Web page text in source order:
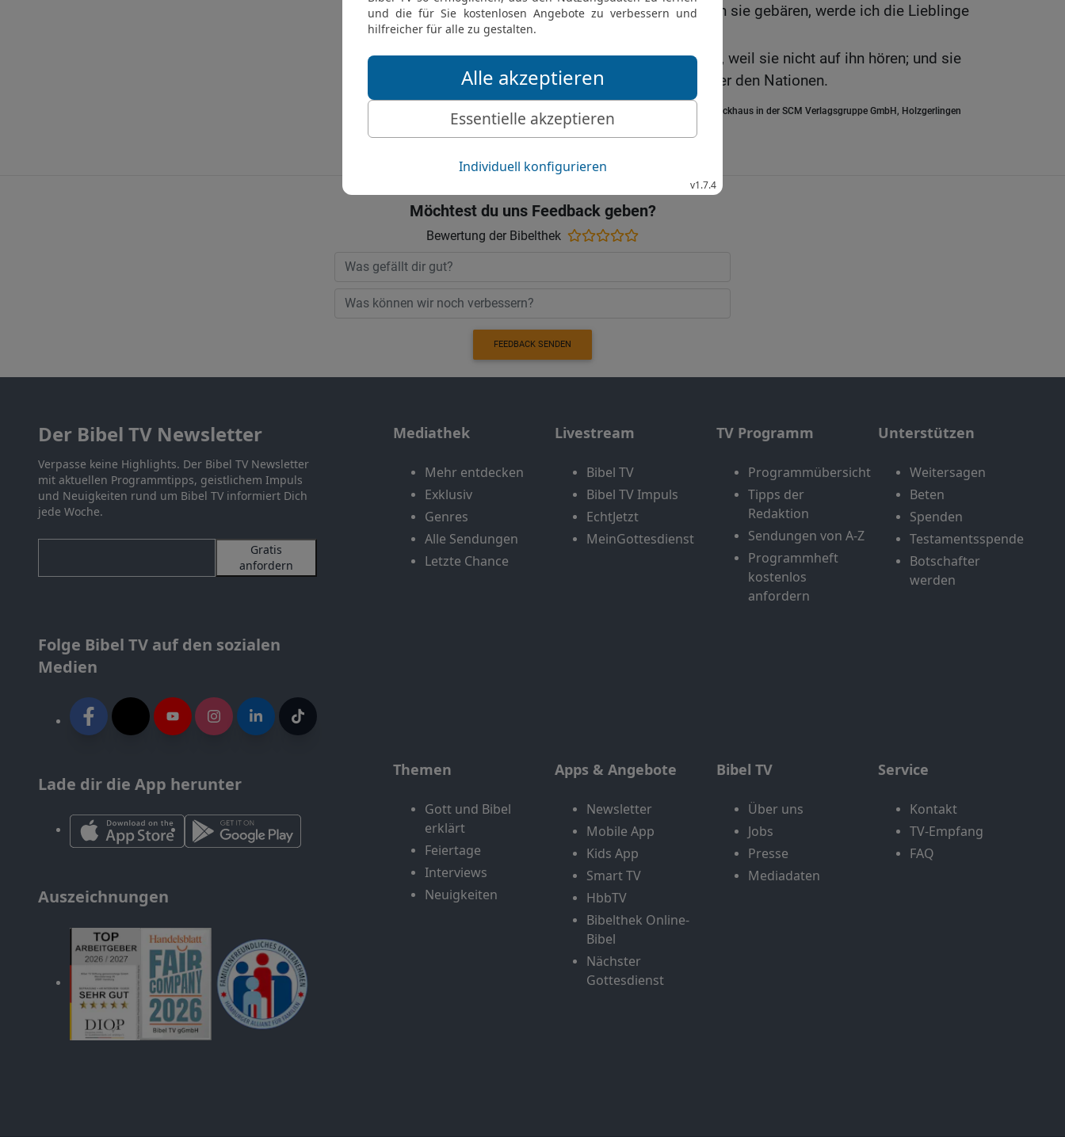
sie nicht mehr. Selbst wenn sie gebären, werde ich die Lieblinge
17 Mein Gott verwirft sie
, weil sie nicht auf ihn hören; und sie
sollen Flüchtlinge sein unter den Nationen.
Elberfelder Bibel 2006, © 2006 SCM R.Brockhaus in der SCM Verlagsgruppe GmbH, Holzgerlingen
Möchtest du uns Feedback geben?
Bewertung der Bibelthek
FEEDBACK SENDEN
Der Bibel TV Newsletter
Verpasse keine Highlights. Der Bibel TV Newsletter
mit aktuellen Programmtipps, geistlichem Impuls
und Neuigkeiten rund um Bibel TV informiert Dich
jede Woche.
Gratis
anfordern
Folge Bibel TV auf den sozialen
Medien
Lade dir die App herunter
Auszeichnungen
Mediathek
Mehr entdecken
Exklusiv
Genres
Alle Sendungen
Letzte Chance
Livestream
Bibel TV
Bibel TV Impuls
EchtJetzt
MeinGottesdienst
TV Programm
Programmübersicht
Tipps der
Redaktion
Sendungen von A-Z
Programmheft
kostenlos
anfordern
Unterstützen
Weitersagen
Beten
Spenden
Testamentsspende
Botschafter
werden
Themen
Gott und Bibel
erklärt
Feiertage
Interviews
Neuigkeiten
Apps & Angebote
Newsletter
Mobile App
Kids App
Smart TV
HbbTV
Bibelthek Online-
Bibel
Nächster
Gottesdienst
Bibel TV
Über uns
Jobs
Presse
Mediadaten
Service
Kontakt
TV-Empfang
FAQ